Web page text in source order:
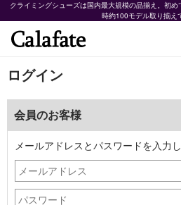
クライミングシューズは国内最大規模の品揃え。初
時約100モデル取り揃え
ログイン
会員のお客様
メールアドレスとパスワードを入力